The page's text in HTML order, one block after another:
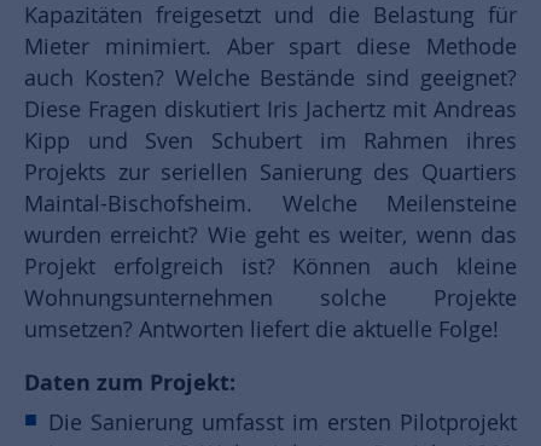
Kapazitäten freigesetzt und die Belastung für
Mieter minimiert. Aber spart diese Methode
auch Kosten? Welche Bestände sind geeignet?
Diese Fragen diskutiert Iris Jachertz mit Andreas
Kipp und Sven Schubert im Rahmen ihres
Projekts zur seriellen Sanierung des Quartiers
Maintal-Bischofsheim. Welche Meilensteine
wurden erreicht? Wie geht es weiter, wenn das
Projekt erfolgreich ist? Können auch kleine
Wohnungsunternehmen solche Projekte
umsetzen? Antworten liefert die aktuelle Folge!
Daten zum Projekt:
Die Sanierung umfasst im ersten Pilotprojekt